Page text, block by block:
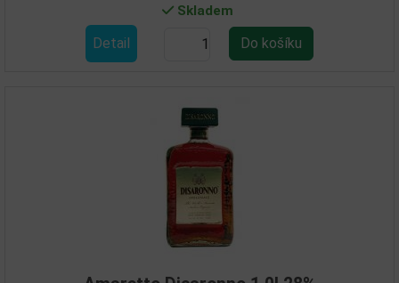
Skladem
Detail